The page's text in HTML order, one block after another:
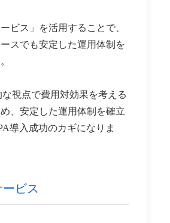
ビス」を活用することで、
スでも安定した運用体制を
視点で費用対効果を考える
、安定した運用体制を確立
導入成功のカギになりま
ビス